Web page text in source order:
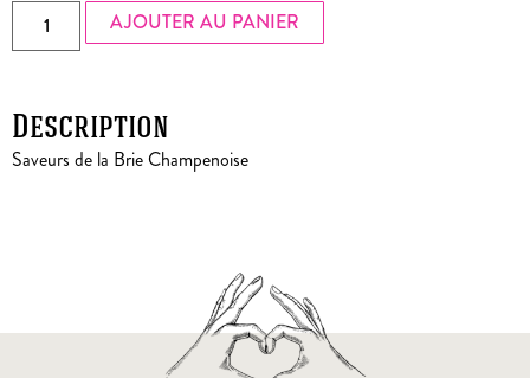
AJOUTER AU PANIER
Description
Saveurs de la Brie Champenoise